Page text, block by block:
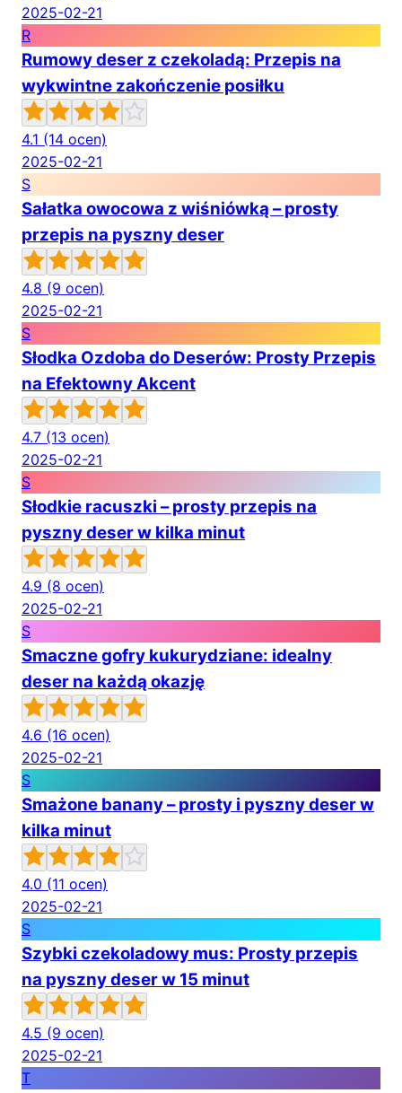
2025-02-21
R
Rumowy deser z czekoladą: Przepis na
wykwintne zakończenie posiłku
4.1 (14 ocen)
2025-02-21
S
Sałatka owocowa z wiśniówką – prosty
przepis na pyszny deser
4.8 (9 ocen)
2025-02-21
S
Słodka Ozdoba do Deserów: Prosty Przepis
na Efektowny Akcent
4.7 (13 ocen)
2025-02-21
S
Słodkie racuszki – prosty przepis na
pyszny deser w kilka minut
4.9 (8 ocen)
2025-02-21
S
Smaczne gofry kukurydziane: idealny
deser na każdą okazję
4.6 (16 ocen)
2025-02-21
S
Smażone banany – prosty i pyszny deser w
kilka minut
4.0 (11 ocen)
2025-02-21
S
Szybki czekoladowy mus: Prosty przepis
na pyszny deser w 15 minut
4.5 (9 ocen)
2025-02-21
T